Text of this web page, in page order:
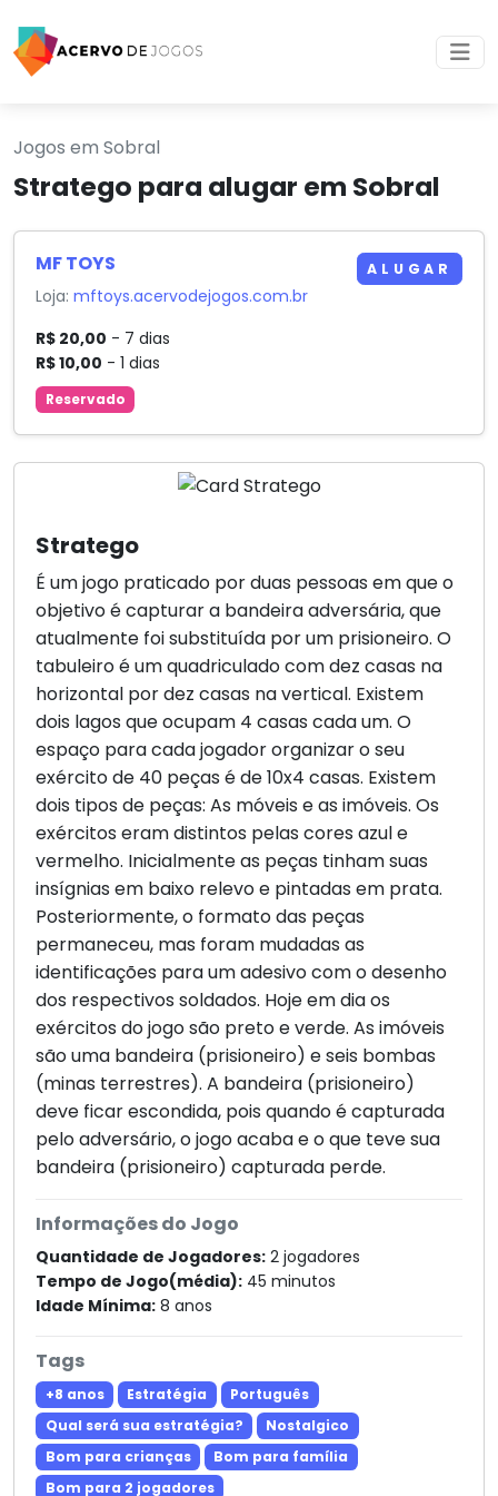
Jogos em Sobral
Stratego para alugar em Sobral
Stratego
É um jogo praticado por duas pessoas em que o
objetivo é capturar a bandeira adversária, que
atualmente foi substituída por um prisioneiro. O
tabuleiro é um quadriculado com dez casas na
horizontal por dez casas na vertical. Existem
dois lagos que ocupam 4 casas cada um. O
espaço para cada jogador organizar o seu
exército de 40 peças é de 10x4 casas. Existem
dois tipos de peças: As móveis e as imóveis. Os
exércitos eram distintos pelas cores azul e
vermelho. Inicialmente as peças tinham suas
insígnias em baixo relevo e pintadas em prata.
Posteriormente, o formato das peças
permaneceu, mas foram mudadas as
identificações para um adesivo com o desenho
dos respectivos soldados. Hoje em dia os
exércitos do jogo são preto e verde. As imóveis
são uma bandeira (prisioneiro) e seis bombas
(minas terrestres). A bandeira (prisioneiro)
deve ficar escondida, pois quando é capturada
pelo adversário, o jogo acaba e o que teve sua
bandeira (prisioneiro) capturada perde.
Informações do Jogo
Quantidade de Jogadores: 2 jogadores
Tempo de Jogo(média): 45 minutos
Idade Mínima: 8 anos
Tags
+8 anos Estratégia
Português
Qual será sua estratégia?
Nostalgico
Bom para crianças
Bom para família
Bom para 2 jogadores
MF TOYS
Loja:mftoys.acervodejogos.com.br
R$ 20,00 - 7 dias
R$ 10,00 - 1 dias
Reservado
ALUGAR